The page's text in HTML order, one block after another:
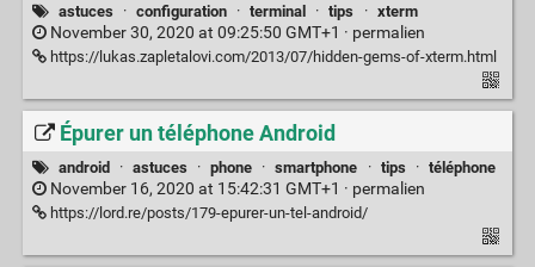
astuces · configuration · terminal · tips · xterm
November 30, 2020 at 09:25:50 GMT+1 · permalien
https://lukas.zapletalovi.com/2013/07/hidden-gems-of-xterm.html
Épurer un téléphone Android
android · astuces · phone · smartphone · tips · téléphone
November 16, 2020 at 15:42:31 GMT+1 · permalien
https://lord.re/posts/179-epurer-un-tel-android/